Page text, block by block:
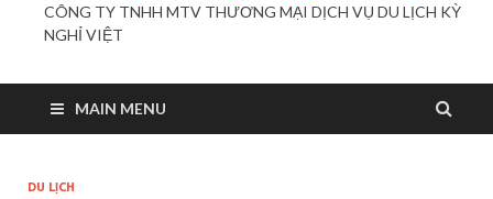
CÔNG TY TNHH MTV THƯƠNG MẠI DỊCH VỤ DU LỊCH KỲ
NGHỈ VIỆT
MAIN MENU
DU LỊCH